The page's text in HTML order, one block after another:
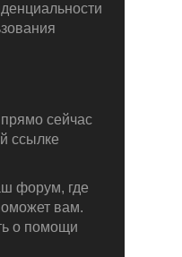
сейчас
ссылке
форум, где
вам.
о помощи